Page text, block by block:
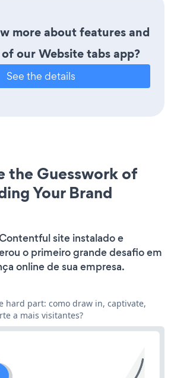
more about features and
our Website tabs app?
See the details
the Guesswork of
Your Brand
site instalado e
o primeiro grande desafio em
online de sua empresa.
hard part: como draw in, captivate,
a mais visitantes?